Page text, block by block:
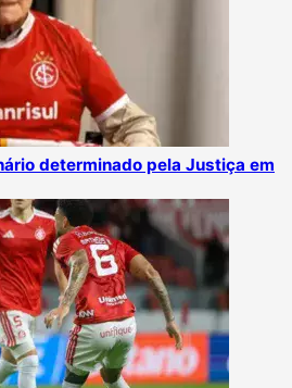
determinado pela Justiça em